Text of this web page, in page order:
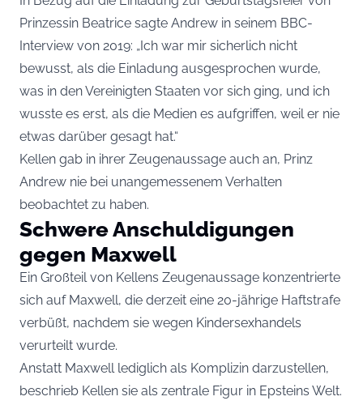
Prinzessin Beatrice sagte Andrew in seinem BBC-
Interview von 2019: „Ich war mir sicherlich nicht
bewusst, als die Einladung ausgesprochen wurde,
was in den Vereinigten Staaten vor sich ging, und ich
wusste es erst, als die Medien es aufgriffen, weil er nie
etwas darüber gesagt hat.“
Kellen gab in ihrer Zeugenaussage auch an, Prinz
Andrew nie bei unangemessenem Verhalten
beobachtet zu haben.
Schwere Anschuldigungen
gegen Maxwell
Ein Großteil von Kellens Zeugenaussage konzentrierte
sich auf Maxwell, die derzeit eine 20-jährige Haftstrafe
verbüßt, nachdem sie wegen Kindersexhandels
verurteilt wurde.
Anstatt Maxwell lediglich als Komplizin darzustellen,
beschrieb Kellen sie als zentrale Figur in Epsteins Welt.